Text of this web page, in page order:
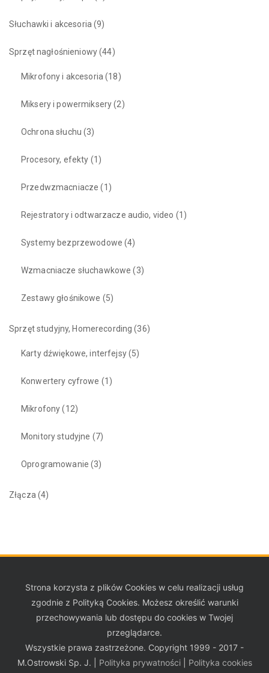
Słuchawki i akcesoria (9)
Sprzęt nagłośnieniowy(44)
Mikrofony i akcesoria (18)
Miksery i powermiksery(2)
Ochrona słuchu (3)
Procesory, efekty (1)
Przedwzmacniacze (1)
Rejestratory i odtwarzacze audio, video (1)
Systemy bezprzewodowe (4)
Wzmacniacze słuchawkowe (3)
Zestawy głośnikowe (5)
Sprzęt studyjny, Homerecording (36)
Karty dźwiękowe, interfejsy(5)
Konwertery cyfrowe (1)
Mikrofony(12)
Monitory studyjne (7)
Oprogramowanie (3)
Złącza (4)
Strona korzysta z plików Cookies w celu realizacji usług
zgodnie z Polityką Cookies. Możesz określić warunki
przechowywania lub dostępu do cookies w Twojej
przeglądarce.
Wszystkie prawa zastrzeżone. Copyright 1999 - 2017 -
M.Ostrowski Sp. J. | Polityka prywatności| Polityka cookies